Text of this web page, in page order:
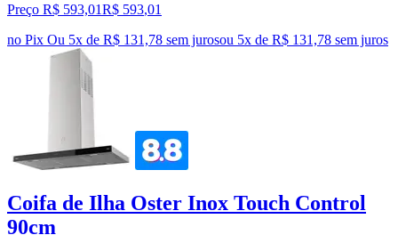
Preço R$ 593,01R$ 593,01
no Pix Ou 5x de R$ 131,78 sem jurosou 5x de R$ 131,78 sem juros
Coifa de Ilha Oster Inox Touch Control
90cm